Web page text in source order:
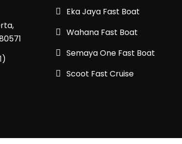
Eka Jaya Fast Boat
Wahana Fast Boat
Semaya One Fast Boat
Scoot Fast Cruise